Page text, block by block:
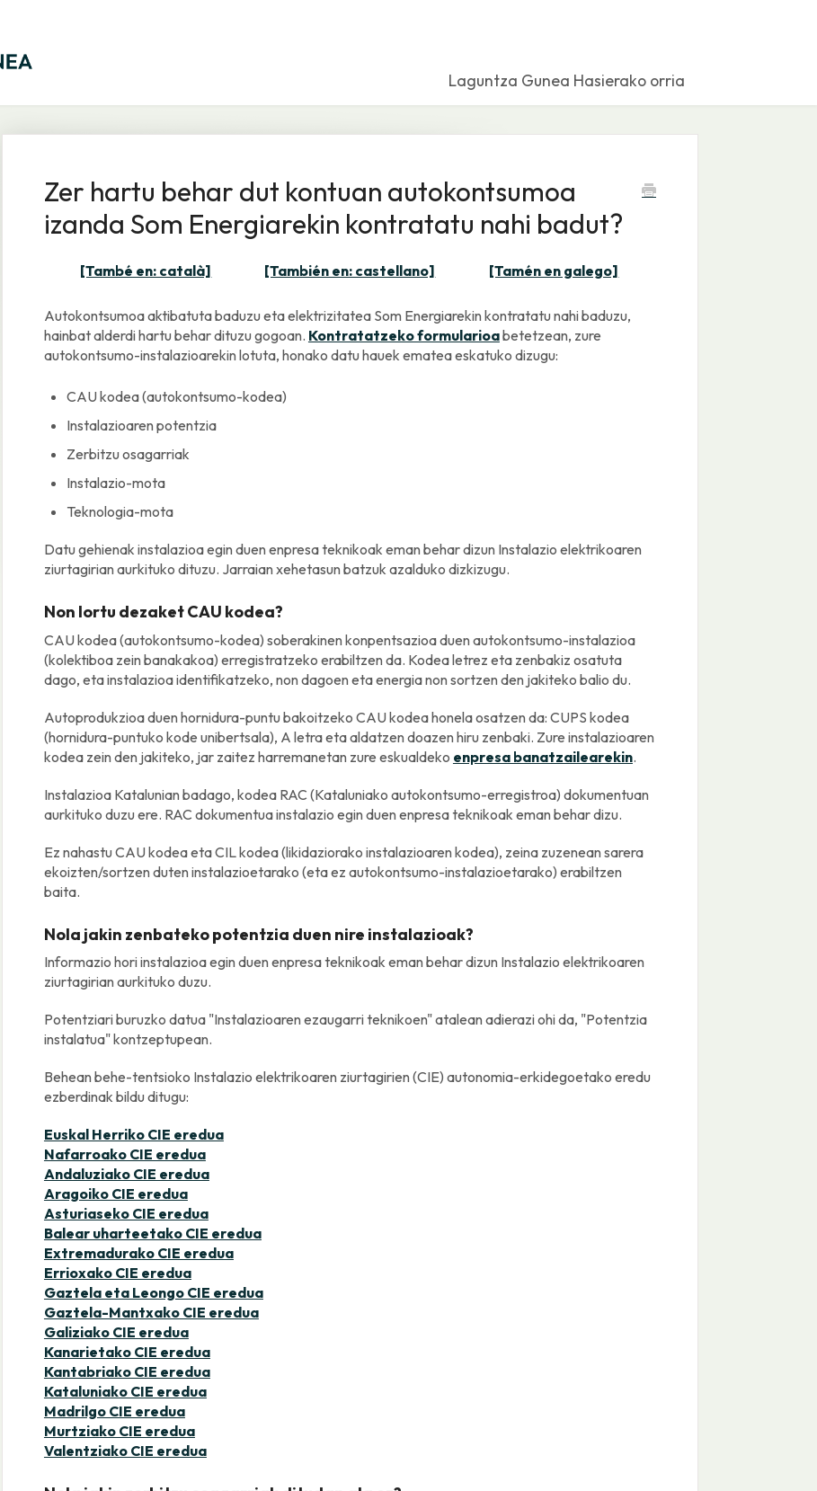
Laguntza Gunea Hasierako orria
Zer hartu behar dut kontuan autokontsumoa
izanda Som Energiarekin kontratatu nahi badut?
[També en: català] [También en: castellano] [Tamén en galego]
Autokontsumoa aktibatuta baduzu eta elektrizitatea Som Energiarekin kontratatu nahi baduzu,
hainbat alderdi hartu behar dituzu gogoan. Kontratatzeko formularioabetetzean, zure
autokontsumo-instalazioarekin lotuta, honako datu hauek ematea eskatuko dizugu:
CAU kodea (autokontsumo-kodea)
Instalazioaren potentzia
Zerbitzu osagarriak
Instalazio-mota
Teknologia-mota
Datu gehienak instalazioa egin duen enpresa teknikoak eman behar dizun Instalazio elektrikoaren
ziurtagirian aurkituko dituzu. Jarraian xehetasun batzuk azalduko dizkizugu.
Non lortu dezaket CAU kodea?
CAU kodea (autokontsumo-kodea) soberakinen konpentsazioa duen autokontsumo-instalazioa
(kolektiboa zein banakakoa) erregistratzeko erabiltzen da. Kodea letrez eta zenbakiz osatuta
dago, eta instalazioa identifikatzeko, non dagoen eta energia non sortzen den jakiteko balio du.
Autoprodukzioa duen hornidura-puntu bakoitzeko CAU kodea honela osatzen da: CUPS kodea
(hornidura-puntuko kode unibertsala), A letra eta aldatzen doazen hiru zenbaki. Zure instalazioaren
kodea zein den jakiteko, jar zaitez harremanetan zure eskualdeko enpresa banatzailearekin.
Instalazioa Katalunian badago, kodea RAC (Kataluniako autokontsumo-erregistroa) dokumentuan
aurkituko duzu ere. RAC dokumentua instalazio egin duen enpresa teknikoak eman behar dizu.
Ez nahastu CAU kodea eta CIL kodea (likidaziorako instalazioaren kodea), zeina zuzenean sarera
ekoizten/sortzen duten instalazioetarako (eta ez autokontsumo-instalazioetarako) erabiltzen
baita.
Nola jakin zenbateko potentzia duen nire instalazioak?
Informazio hori instalazioa egin duen enpresa teknikoak eman behar dizun Instalazio elektrikoaren
ziurtagirian aurkituko duzu.
Potentziari buruzko datua "Instalazioaren ezaugarri teknikoen" atalean adierazi ohi da, "Potentzia
instalatua" kontzeptupean.
Behean behe-tentsioko Instalazio elektrikoaren ziurtagirien (CIE) autonomia-erkidegoetako eredu
ezberdinak bildu ditugu:
Euskal Herriko CIE eredua
Nafarroako CIE eredua
Andaluziako CIE eredua
Aragoiko CIE eredua
Asturiaseko CIE eredua
Balear uharteetako CIE eredua
Extremadurako CIE eredua
Errioxako CIE eredua
Gaztela eta Leongo CIE eredua
Gaztela-Mantxako CIE eredua
Galiziako CIE eredua
Kanarietako CIE eredua
Kantabriako CIE eredua
Kataluniako CIE eredua
Madrilgo CIE eredua
Murtziako CIE eredua
Valentziako CIE eredua